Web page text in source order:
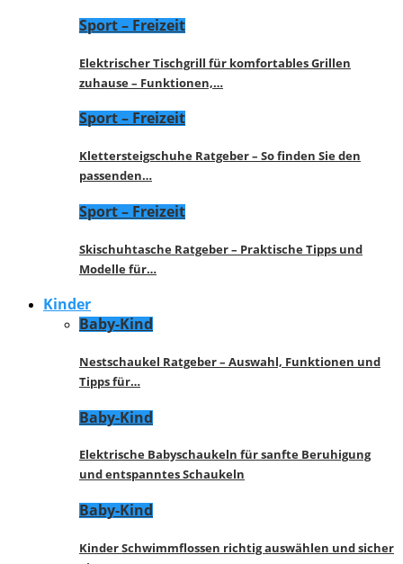
Sport – Freizeit
Elektrischer Tischgrill für komfortables Grillen
zuhause – Funktionen,…
Sport – Freizeit
Klettersteigschuhe Ratgeber – So finden Sie den
passenden…
Sport – Freizeit
Skischuhtasche Ratgeber – Praktische Tipps und
Modelle für…
Kinder
Baby-Kind
Nestschaukel Ratgeber – Auswahl, Funktionen und
Tipps für…
Baby-Kind
Elektrische Babyschaukeln für sanfte Beruhigung
und entspanntes Schaukeln
Baby-Kind
Kinder Schwimmflossen richtig auswählen und sicher